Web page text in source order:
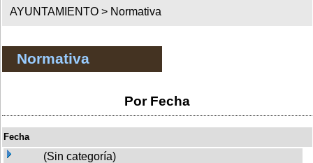
AYUNTAMIENTO > Normativa
Normativa
Por Fecha
Fecha
(Sin categoría)